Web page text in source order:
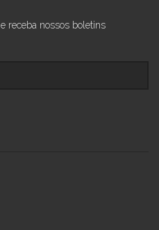
e receba nossos boletins